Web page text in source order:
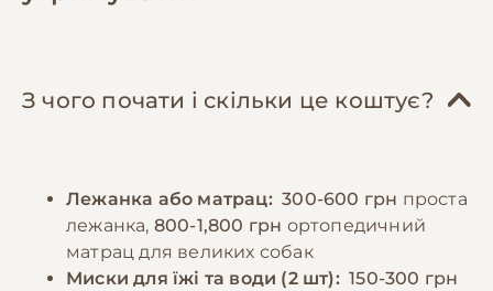
Соціалізація та дресирування відіграють
навчання базовим командам з раннього віку,
обов'язковими елементами догляду.
🎁 −10% на зоотовари
включати нежирне м'ясо (яловичина,
кількість білків, жирів та вуглеводів у
правильному співвідношенні. Дорослих
Порції мають відповідати розміру та
енергетичним потребам собаки. Необхідно
забезпечити постійний доступ до свіжої
З чого почати і скільки це коштує?
Лежанка або матрац: 300-600 грн проста
лежанка, 800-1,800 грн ортопедичний
матрац для великих собак
Миски для їжі та води (2 шт): 150-300 грн